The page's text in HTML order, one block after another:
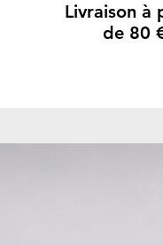
Livraison à
de 80